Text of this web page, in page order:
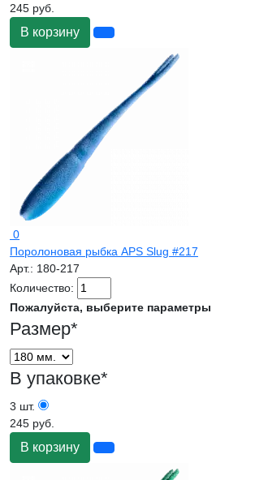
245 руб.
В корзину
0
Поролоновая рыбка APS Slug #217
Арт.: 180-217
Количество:
Пожалуйста, выберите параметры
Размер*
В упаковке*
3 шт.
245 руб.
В корзину